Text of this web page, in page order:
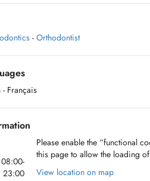
- Orthodontist
- Français
08:00-
23:00
Please enable the “functional
this page to allow the loading
View location on map